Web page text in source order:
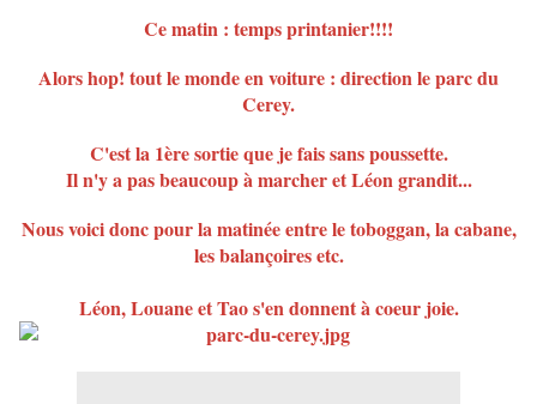
Ce matin : temps printanier!!!!
Alors hop! tout le monde en voiture : direction le parc du
Cerey.
C'est la 1ère sortie que je fais sans poussette.
Il n'y a pas beaucoup à marcher et Léon grandit...
Nous voici donc pour la matinée entre le toboggan, la cabane,
les balançoires etc.
Léon, Louane et Tao s'en donnent à coeur joie.